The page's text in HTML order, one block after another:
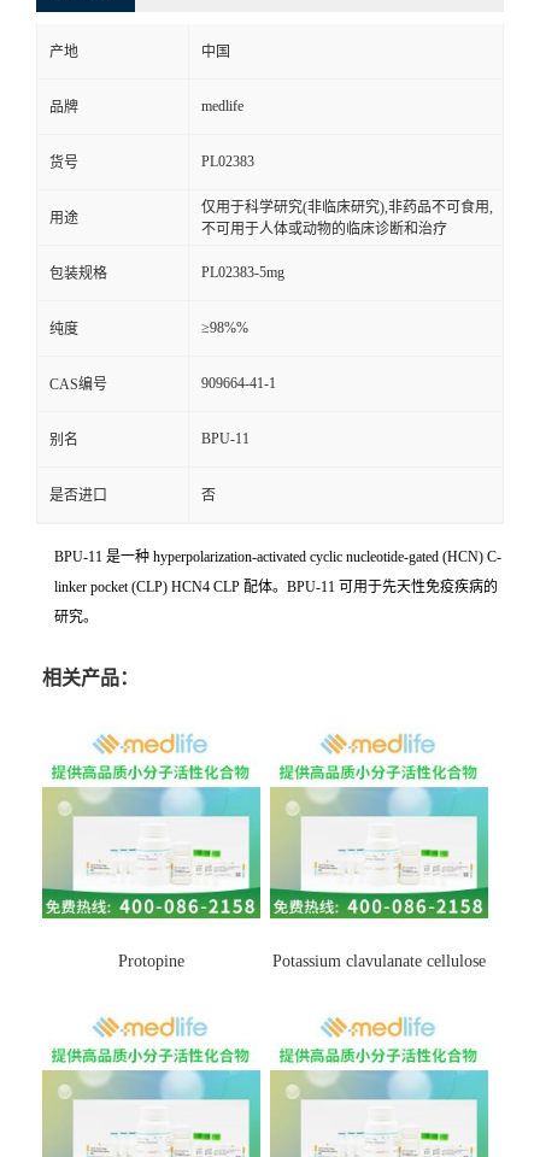
产地 中国
品牌 medlife
货号 PL02383
用途
仅用于科学研究(非临床研究),非药品不可食用,
不可用于人体或动物的临床诊断和治疗
包装规格 PL02383-5mg
纯度 ≥98%%
CAS编号 909664-41-1
别名 BPU-11
是否进口 否
BPU-11 是一种 hyperpolarization-activated cyclic nucleotide-gated (HCN) C-
linker pocket (CLP) HCN4 CLP 配体。BPU-11 可用于先天性免疫疾病的
研究。
相关产品：
Protopine Potassium clavulanate cellulose